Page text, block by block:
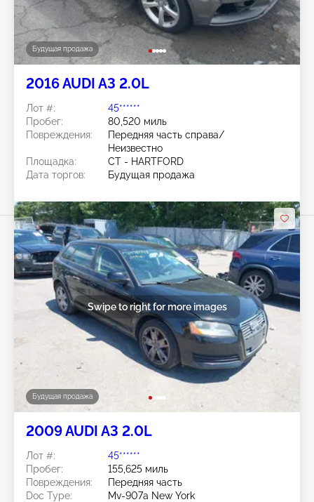
Будущая продажа
2016 AUDI A3 2.0L
Лот #:
45******
Пробег:
80,520 миль
Повреждения:
Передняя часть справа/
Неизвестно
Площадка:
CT - HARTFORD
Дата торгов:
Будущая продажа
Будущая продажа
Swipe to right for more images
2009 AUDI A3 2.0L
Лот #:
45******
Пробег:
155,625 миль
Повреждения:
Передняя часть
Doc Type:
Mv-907a New York